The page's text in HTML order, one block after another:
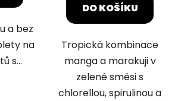
a bez
na
s...
DO KOŠÍKU
Tropická kombinace
manga a marakuji v
zelené směsi s
chlorellou, spirulinou a